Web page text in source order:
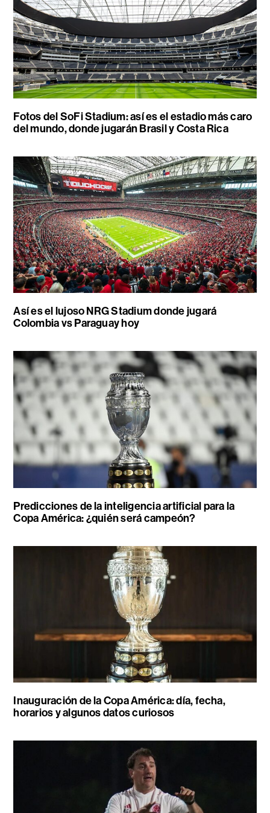
Fotos del SoFi Stadium: así es el estadio más caro
del mundo, donde jugarán Brasil y Costa Rica
Así es el lujoso NRG Stadium donde jugará
Colombia vs Paraguay hoy
Predicciones de la inteligencia artificial para la
Copa América: ¿quién será campeón?
Inauguración de la Copa América: día, fecha,
horarios y algunos datos curiosos